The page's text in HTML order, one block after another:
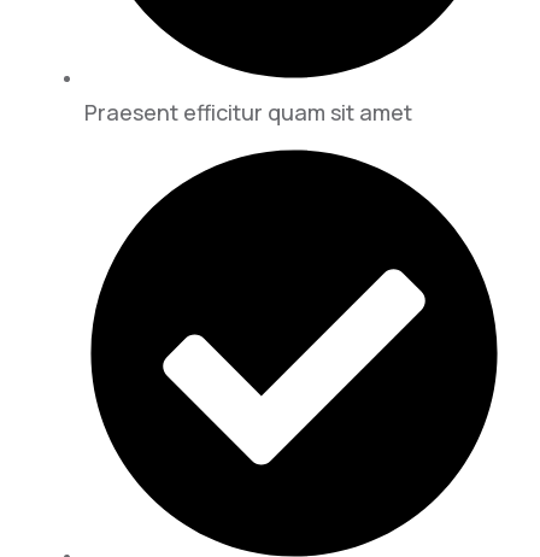
Praesent efficitur quam sit amet